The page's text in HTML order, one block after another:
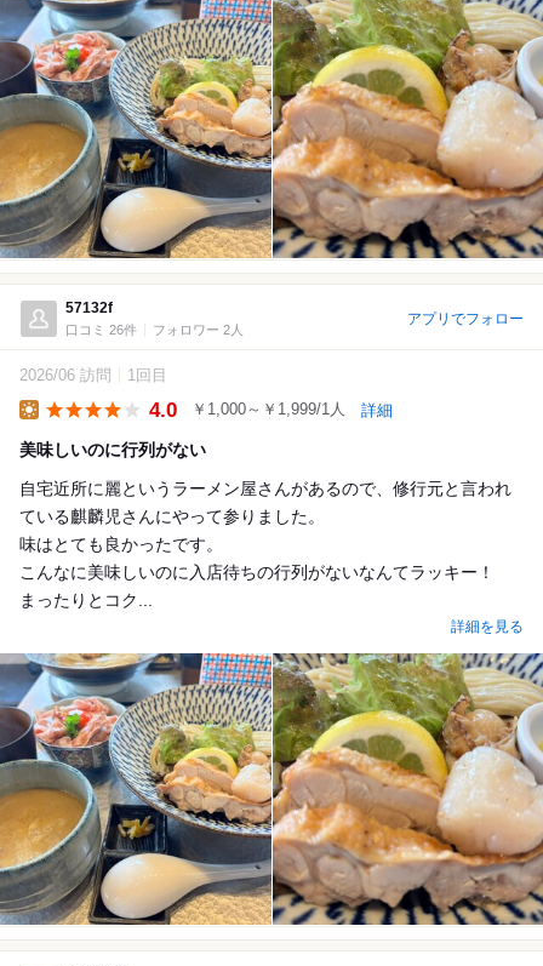
57132f
口コミ 26件 フォロワー 2人
アプリでフォロー
2026/06 訪問 1回目
4.0 ￥1,000～￥1,999/1人 詳細
美味しいのに行列がない
自宅近所に麗というラーメン屋さんがあるので、修行元と言われ
ている麒麟児さんにやって参りました。
味はとても良かったです。
こんなに美味しいのに入店待ちの行列がないなんてラッキー！
まったりとコク...
詳細を見る